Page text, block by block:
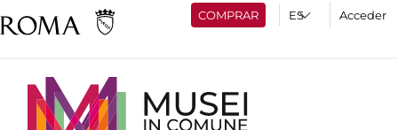
COMPRAR Acceder